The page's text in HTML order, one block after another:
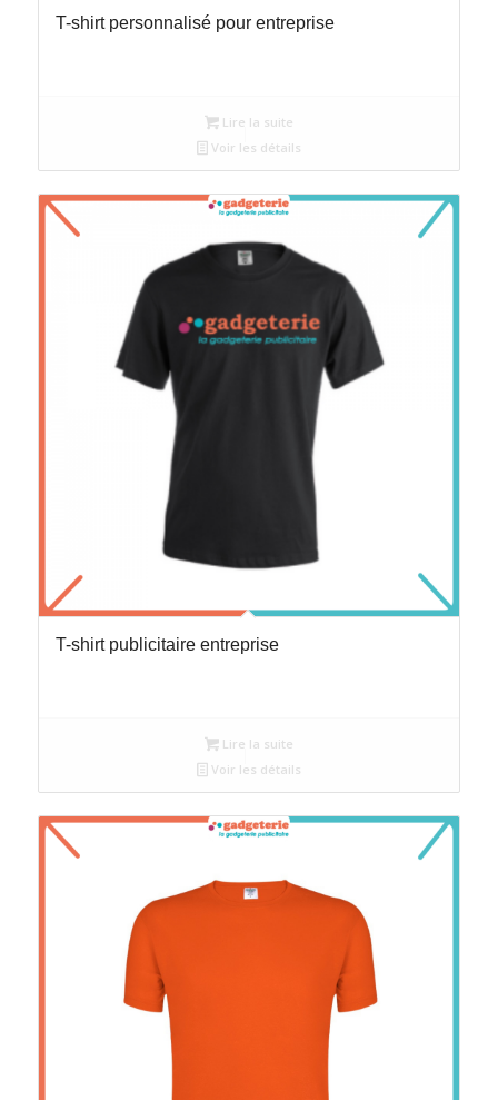
T-shirt personnalisé pour entreprise
Lire la suite
Voir les détails
T-shirt publicitaire entreprise
Lire la suite
Voir les détails